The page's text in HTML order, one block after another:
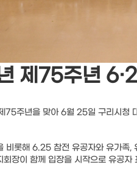
제75주년
75주년을 맞아 6월 25일 구리시청
비롯해 6.25 참전 유공자와 유가
장이 함께 입장을 시작으로 유공